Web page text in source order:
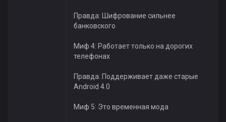
Правда: Шифрование сильнее
банковского
Миф 4: Работает только на дорогих
телефонах
Правда: Поддерживает даже старые
Android 4.0
Миф 5: Это временная мода